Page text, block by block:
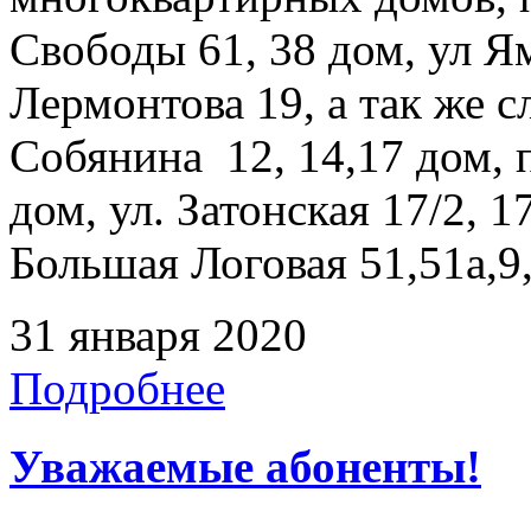
Свободы 61, 38 дом, ул
Лермонтова 19, а так же
Собянина 12, 14,17 дом,
дом, ул. Затонская 17/2,
Большая Логовая
31 января 2020
Подробнее
Уважаемые абоненты!